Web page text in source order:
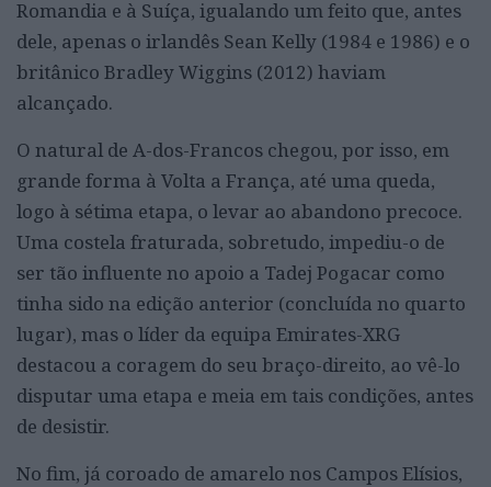
Romandia e à Suíça, igualando um feito que, antes
dele, apenas o irlandês Sean Kelly (1984 e 1986) e o
britânico Bradley Wiggins (2012) haviam
alcançado.
O natural de A-dos-Francos chegou, por isso, em
grande forma à Volta a França, até uma queda,
logo à sétima etapa, o levar ao abandono precoce.
Uma costela fraturada, sobretudo, impediu-o de
ser tão influente no apoio a Tadej Pogacar como
tinha sido na edição anterior (concluída no quarto
lugar), mas o líder da equipa Emirates-XRG
destacou a coragem do seu braço-direito, ao vê-lo
disputar uma etapa e meia em tais condições, antes
de desistir.
No fim, já coroado de amarelo nos Campos Elísios,